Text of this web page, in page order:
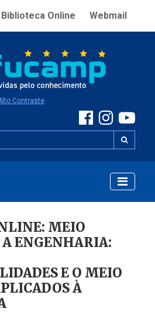
Biblioteca Online Webmail
Contraste
MEIO
ENGENHARIA:
E O MEIO
À